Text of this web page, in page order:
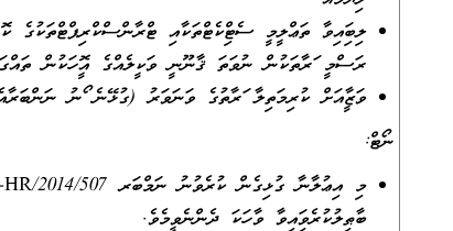
ލިބިފައިވާ ތަޢްލީމީ ސެޓްފިކެޓްތަކާއި
ރަސްމީ ފަރާތަކުން ނުވަތަ ޤާނޫނީ ވަކީލެއްގެ އޮފީހަކުން
ވަޒީފާއަށް ކުރިމަތިލާ ފަރާތުގެ ވަނަވަރު (ގުޅޭނެ ފޯނު
ނޯޓް:
ބާޠިލުކުރެވިފައިވާ ވާހަކަ ދެންނެވީމެވެ.